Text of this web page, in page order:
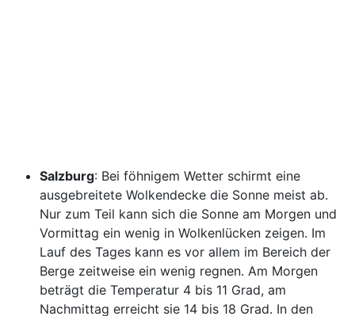
Salzburg: Bei föhnigem Wetter schirmt eine
ausgebreitete Wolkendecke die Sonne meist ab.
Nur zum Teil kann sich die Sonne am Morgen und
Vormittag ein wenig in Wolkenlücken zeigen. Im
Lauf des Tages kann es vor allem im Bereich der
Berge zeitweise ein wenig regnen. Am Morgen
beträgt die Temperatur 4 bis 11 Grad, am
Nachmittag erreicht sie 14 bis 18 Grad. In den